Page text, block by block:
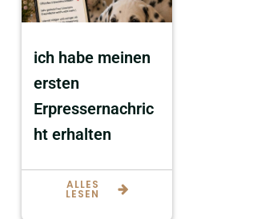
ich habe meinen
ersten
Erpressernachric
ht erhalten
ALLES
LESEN